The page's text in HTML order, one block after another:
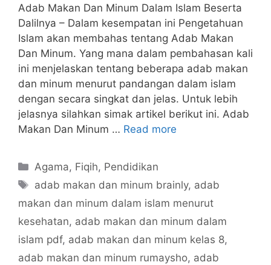
Adab Makan Dan Minum Dalam Islam Beserta
Dalilnya – Dalam kesempatan ini Pengetahuan
Islam akan membahas tentang Adab Makan
Dan Minum. Yang mana dalam pembahasan kali
ini menjelaskan tentang beberapa adab makan
dan minum menurut pandangan dalam islam
dengan secara singkat dan jelas. Untuk lebih
jelasnya silahkan simak artikel berikut ini. Adab
Makan Dan Minum … Read more
Categories
Agama, Fiqih, Pendidikan
Tags
adab makan dan minum brainly, adab
makan dan minum dalam islam menurut
kesehatan, adab makan dan minum dalam
islam pdf, adab makan dan minum kelas 8,
adab makan dan minum rumaysho, adab